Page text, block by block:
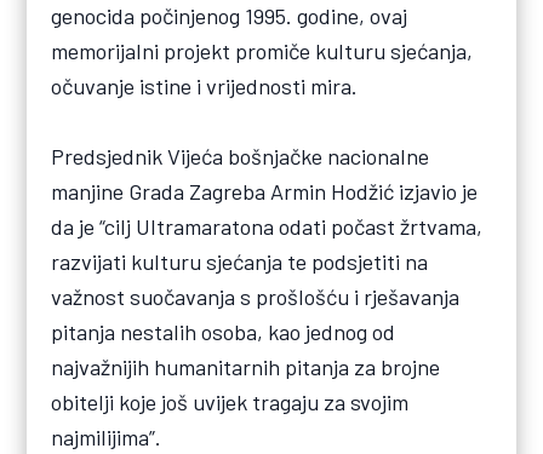
genocida počinjenog 1995. godine, ovaj
memorijalni projekt promiče kulturu sjećanja,
očuvanje istine i vrijednosti mira.
Predsjednik Vijeća bošnjačke nacionalne
manjine Grada Zagreba Armin Hodžić izjavio je
da je “cilj Ultramaratona odati počast žrtvama,
razvijati kulturu sjećanja te podsjetiti na
važnost suočavanja s prošlošću i rješavanja
pitanja nestalih osoba, kao jednog od
najvažnijih humanitarnih pitanja za brojne
obitelji koje još uvijek tragaju za svojim
najmilijima”.